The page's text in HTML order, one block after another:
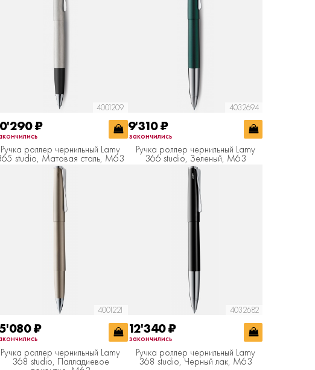
4001209
₽
Ручка роллер чернильный Lamy
studio, Матовая сталь, M63
4032694
9'310₽
закончились
Ручка роллер чернильный Lamy
366 studio, Зеленый, M63
4001221
₽
Ручка роллер чернильный Lamy
368 studio, Палладиевое
4032682
12'340₽
закончились
Ручка роллер чернильный Lamy
368 studio, Черный лак, M63